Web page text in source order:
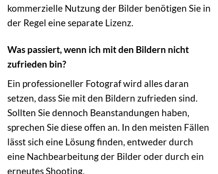
kommerzielle Nutzung der Bilder benötigen Sie in
der Regel eine separate Lizenz.
Was passiert, wenn ich mit den Bildern nicht
zufrieden bin?
Ein professioneller Fotograf wird alles daran
setzen, dass Sie mit den Bildern zufrieden sind.
Sollten Sie dennoch Beanstandungen haben,
sprechen Sie diese offen an. In den meisten Fällen
lässt sich eine Lösung finden, entweder durch
eine Nachbearbeitung der Bilder oder durch ein
erneutes Shooting.